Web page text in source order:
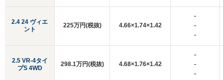
2.4 24 ヴィエ
ント
2.5 VR-4タイ
プS 4WD
225万円(税抜) 4.66×1.74×1.42
-
-
-
298.1万円(税抜) 4.68×1.76×1.42
-
-
-